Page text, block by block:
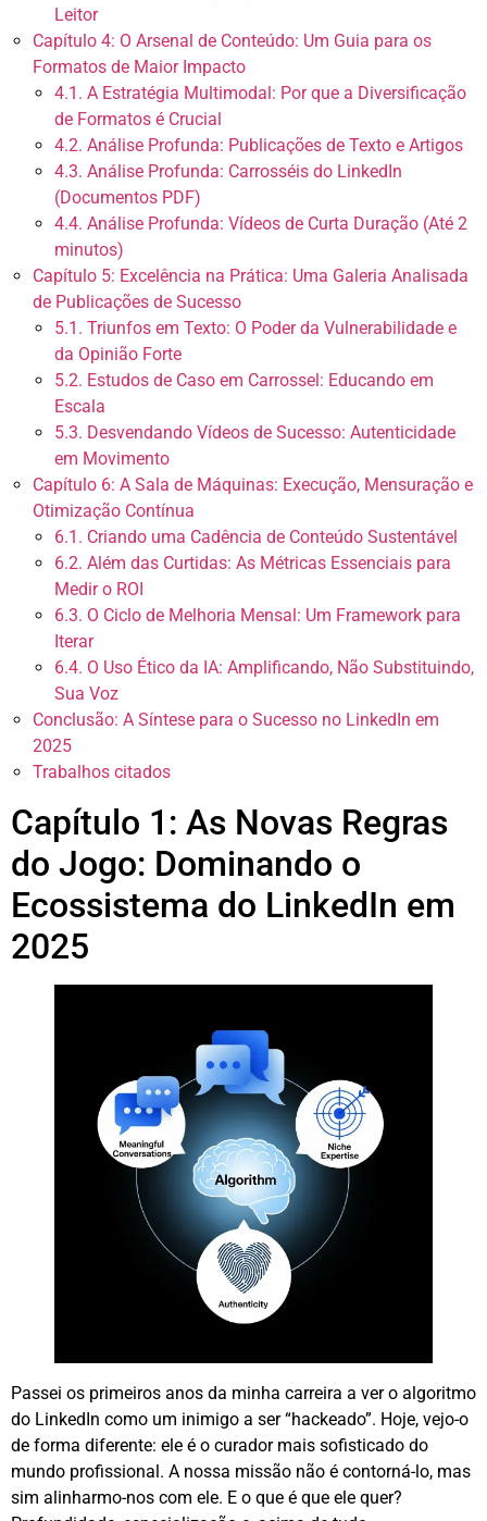
Leitor
Capítulo 4: O Arsenal de Conteúdo: Um Guia para os
Formatos de Maior Impacto
4.1. A Estratégia Multimodal: Por que a Diversificação
de Formatos é Crucial
4.2. Análise Profunda: Publicações de Texto e Artigos
4.3. Análise Profunda: Carrosséis do LinkedIn
(Documentos PDF)
4.4. Análise Profunda: Vídeos de Curta Duração (Até 2
minutos)
Capítulo 5: Excelência na Prática: Uma Galeria Analisada
de Publicações de Sucesso
5.1. Triunfos em Texto: O Poder da Vulnerabilidade e
da Opinião Forte
5.2. Estudos de Caso em Carrossel: Educando em
Escala
5.3. Desvendando Vídeos de Sucesso: Autenticidade
em Movimento
Capítulo 6: A Sala de Máquinas: Execução, Mensuração e
Otimização Contínua
6.1. Criando uma Cadência de Conteúdo Sustentável
6.2. Além das Curtidas: As Métricas Essenciais para
Medir o ROI
6.3. O Ciclo de Melhoria Mensal: Um Framework para
Iterar
6.4. O Uso Ético da IA: Amplificando, Não Substituindo,
Sua Voz
Conclusão: A Síntese para o Sucesso no LinkedIn em
2025
Trabalhos citados
Capítulo 1: As Novas Regras
do Jogo: Dominando o
Ecossistema do LinkedIn em
2025
Passei os primeiros anos da minha carreira a ver o algoritmo
do LinkedIn como um inimigo a ser “hackeado”. Hoje, vejo-o
de forma diferente: ele é o curador mais sofisticado do
mundo profissional. A nossa missão não é contorná-lo, mas
sim alinharmo-nos com ele. E o que é que ele quer?